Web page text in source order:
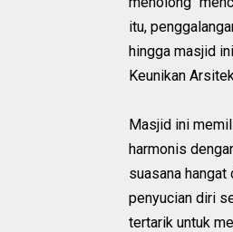
itu,
hingga masjid
Keunikan
Masjid ini
harmonis
suasana
penyucian diri
tertarik untuk